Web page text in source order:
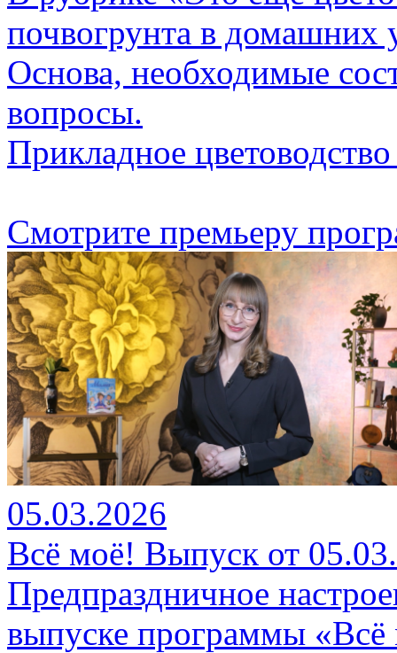
почвогрунта в домашних
Основа, необходимые
вопросы.
Прикладное
Смотрите премьеру
05.03.2026
Всё моё! Выпуск от
Предпраздничное
выпуске программы «Всё